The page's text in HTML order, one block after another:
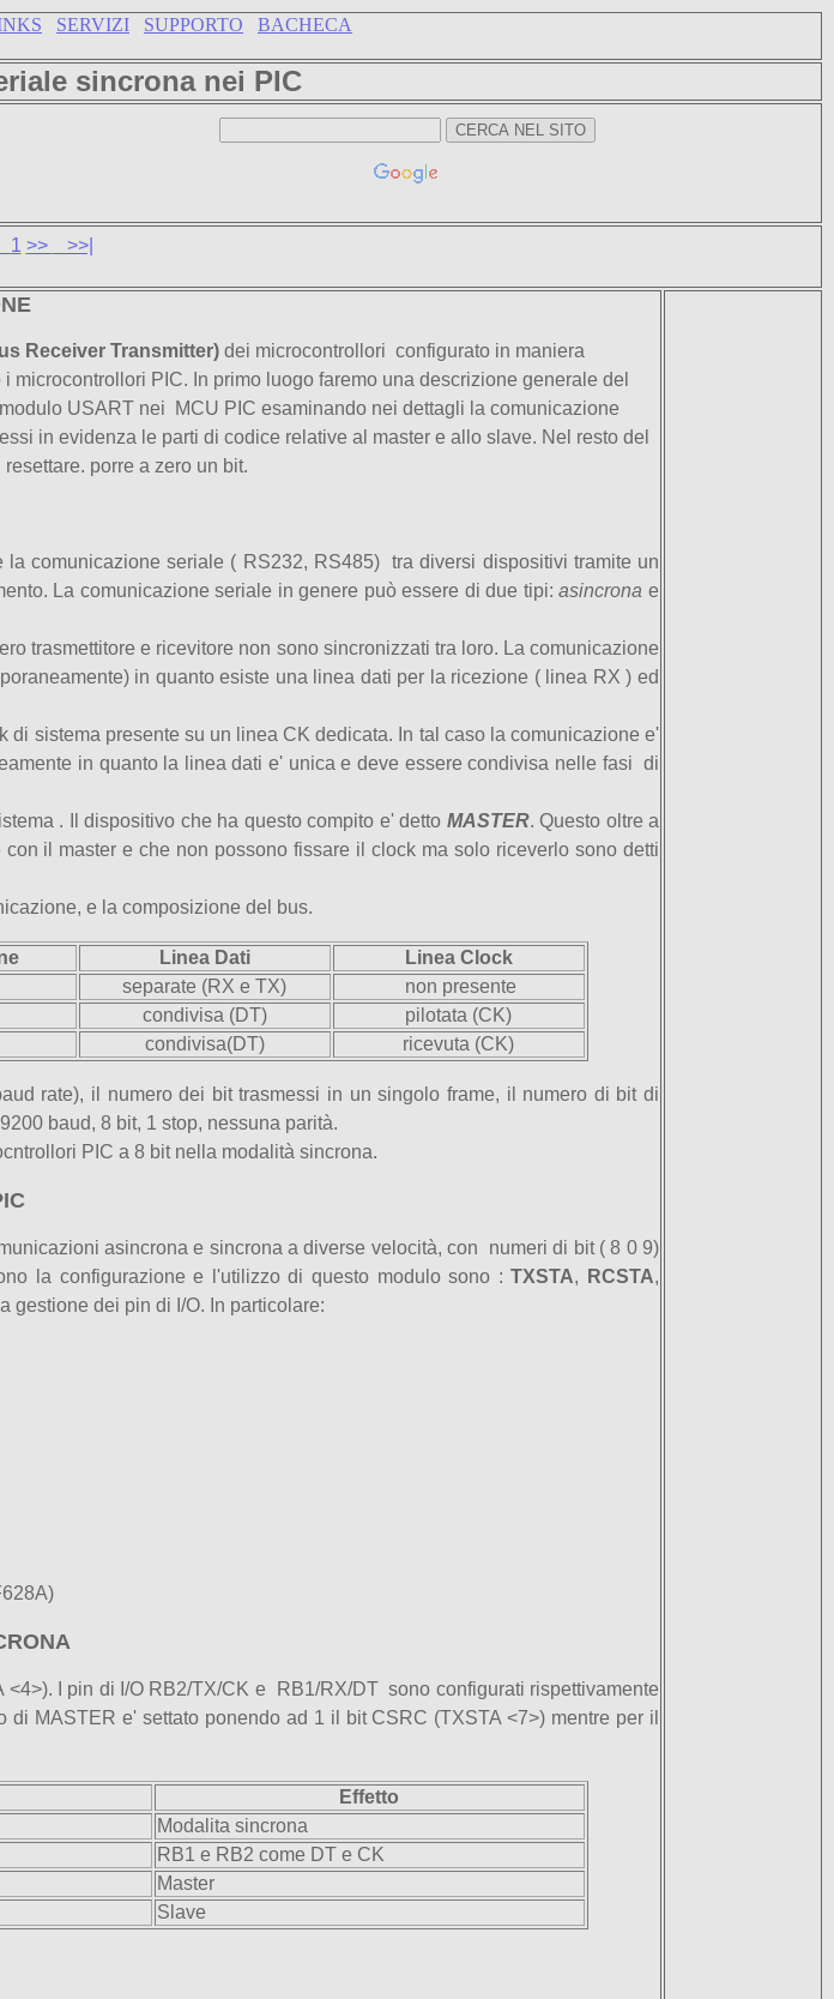
SERVIZI SUPPORTO BACHECA
sincrona nei PIC
1 >> >>|
Receiver Transmitter) dei microcontrollori configurato in maniera
PIC. In primo luogo faremo una descrizione generale del
USART nei MCU PIC esaminando nei dettagli la comunicazione
in evidenza le parti di codice relative al master e allo slave. Nel resto del
porre a zero un bit.
comunicazione seriale ( RS232, RS485) tra diversi dispositivi tramite un
La comunicazione seriale in genere può essere di due tipi:asincrona e
trasmettitore e ricevitore non sono sincronizzati tra loro. La comunicazione
in quanto esiste una linea dati per la ricezione ( linea RX ) ed
sistema presente su un linea CK dedicata. In tal caso la comunicazione e'
in quanto la linea dati e' unica e deve essere condivisa nelle fasi di
. Il dispositivo che ha questo compito e' detto MASTER. Questo oltre a
il master e che non possono fissare il clock ma solo riceverlo sono detti
e la composizione del bus.
Linea Dati
Linea Clock
separate (RX e TX)
non presente
condivisa (DT)
pilotata (CK)
condivisa(DT) ricevuta (CK)
rate), il numero dei bit trasmessi in un singolo frame, il numero di bit di
baud, 8 bit, 1 stop, nessuna parità.
PIC a 8 bit nella modalità sincrona.
asincrona e sincrona a diverse velocità, con numeri di bit ( 8 0 9)
la configurazione e l'utilizzo di questo modulo sono :TXSTA, RCSTA,
gestione dei pin di I/O. In particolare:
I pin di I/O RB2/TX/CK e RB1/RX/DT sono configurati rispettivamente
MASTER e' settato ponendo ad 1 il bit CSRC (TXSTA <7>) mentre per il
Effetto
Modalita sincrona
RB1 e RB2 come DT e CK
Master
Slave